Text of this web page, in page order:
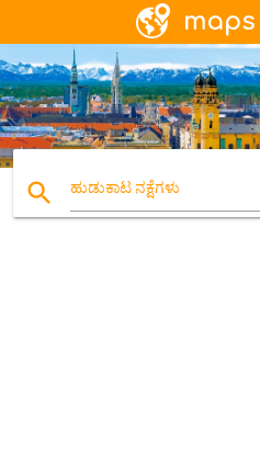
search ಹುಡುಕಾಟ ನಕ್ಷೆಗಳು